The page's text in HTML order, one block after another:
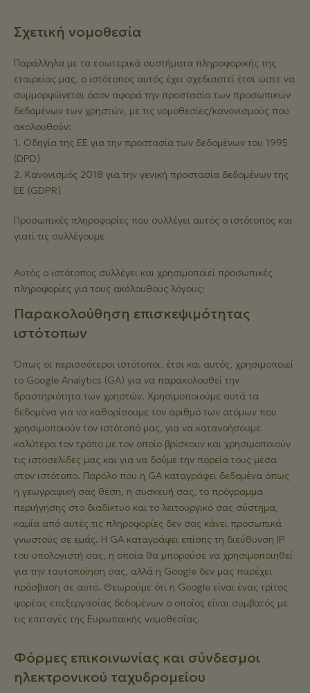
Σχετική νομοθεσία
Παράλληλα με τα εσωτερικά συστήματα πληροφορικής της
εταιρείας μας, ο ιστότοπος αυτός έχει σχεδιαστεί έτσι ώστε να
συμμορφώνεται όσον αφορά την προστασία των προσωπικών
δεδομένων των χρηστών, με τις νομοθεσίες/κανονισμούς που
ακολουθούν:
1. Οδηγία της ΕΕ για την προστασία των δεδομένων του 1995
(DPD)
2. Κανονισμός 2018 για την γενική προστασία δεδομένων της
ΕΕ (GDPR)
Προσωπικές πληροφορίες που συλλέγει αυτός ο ιστότοπος και
γιατί τις συλλέγουμε
Αυτός ο ιστότοπος συλλέγει και χρησιμοποιεί προσωπικές
πληροφορίες για τους ακόλουθους λόγους:
Παρακολούθηση επισκεψιμότητας
ιστότοπων
Όπως οι περισσότεροι ιστότοποι, έτσι και αυτός, χρησιμοποιεί
το Google Analytics (GA) για να παρακολουθεί την
δραστηριότητα των χρηστών. Χρησιμοποιούμε αυτά τα
δεδομένα για να καθορίσουμε τον αριθμό των ατόμων που
χρησιμοποιούν τον ιστότοπό μας, για να κατανοήσουμε
καλύτερα τον τρόπο με τον οποίο βρίσκουν και χρησιμοποιούν
τις ιστοσελίδες μας και για να δούμε την πορεία τους μέσα
στον ιστότοπο. Παρόλο που η GA καταγράφει δεδομένα όπως
η γεωγραφική σας θέση, η συσκευή σας, το πρόγραμμα
περιήγησης στο διαδίκτυο και το λειτουργικό σας σύστημα,
καμία από αυτές τις πληροφορίες δεν σας κάνει προσωπικά
γνωστούς σε εμάς. Η GA καταγράφει επίσης τη διεύθυνση IP
του υπολογιστή σας, η οποία θα μπορούσε να χρησιμοποιηθεί
για την ταυτοποίηση σας, αλλά η Google δεν μας παρέχει
πρόσβαση σε αυτό. Θεωρούμε ότι η Google είναι ένας τρίτος
φορέας επεξεργασίας δεδομένων ο οποίος είναι συμβατός με
τις επιταγές της Ευρωπαϊκής νομοθεσίας.
Φόρμες επικοινωνίας και σύνδεσμοι
ηλεκτρονικού ταχυδρομείου